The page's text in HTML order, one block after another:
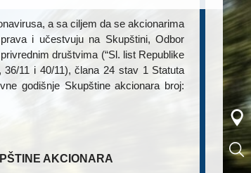
a sa ciljem da se akcionarima
i učestvuju na Skupštini, Odbor
društvima (“Sl. list Republike
36/11 i 40/11), člana 24 stav 1 Statuta
godišnje Skupštine akcionara broj:
AKCIONARA